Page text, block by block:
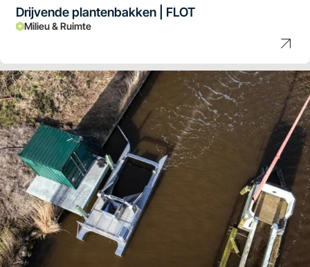
Drijvende plantenbakken | FLOT
Milieu & Ruimte